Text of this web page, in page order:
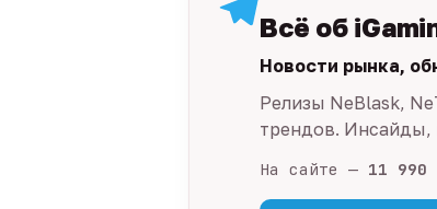
Всё об
Новости рынка,
Релизы NeBlask,
трендов. Инсайды,
На сайте — 11 990